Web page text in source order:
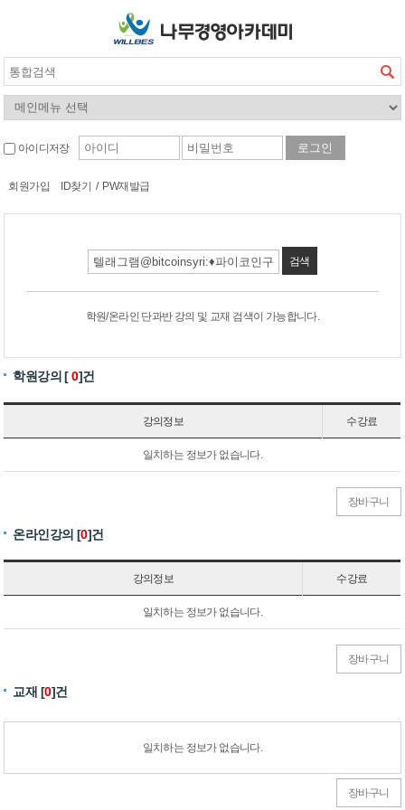
아이디저장
회원가입 ID찾기 / PW재발급
검색
학원/온라인 단과반 강의 및 교재 검색이 가능합니다.
학원강의 [0]건
강의정보 수강료
일치하는 정보가 없습니다.
장바구니
온라인강의 [0]건
강의정보 수강료
일치하는 정보가 없습니다.
장바구니
교재 [0]건
일치하는 정보가 없습니다.
장바구니